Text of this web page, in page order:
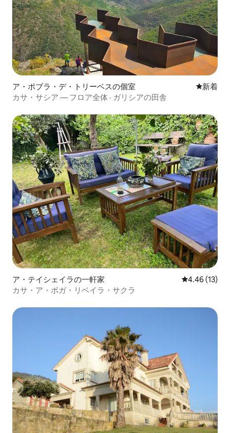
ア・ポブラ・デ・トリーベスの個室 新しい宿
新着
カサ・サシア — フロア全体 · ガリシアの田舎
ア・テイシェイラの一軒家 レビュー13
4.46 (13)
カサ・ア・ボガ・リベイラ・サクラ